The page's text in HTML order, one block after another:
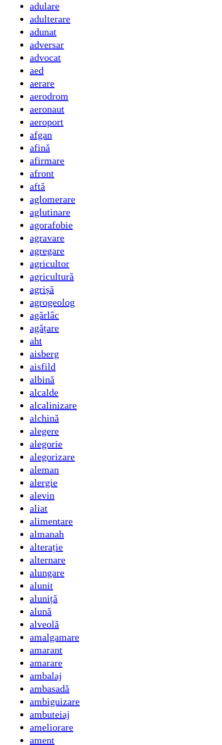
adulare
adulterare
adunat
adversar
advocat
aed
aerare
aerodrom
aeronaut
aeroport
afgan
afină
afirmare
afront
aftă
aglomerare
aglutinare
agorafobie
agravare
agregare
agricultor
agricultură
agrișă
agrogeolog
agărlâc
agățare
aht
aisberg
aisfild
albină
alcalde
alcalinizare
alchină
alegere
alegorie
alegorizare
aleman
alergie
alevin
aliat
alimentare
almanah
alterație
alternare
alungare
alunit
aluniță
alună
alveolă
amalgamare
amarant
amarare
ambalaj
ambasadă
ambiguizare
ambuteiaj
ameliorare
ament